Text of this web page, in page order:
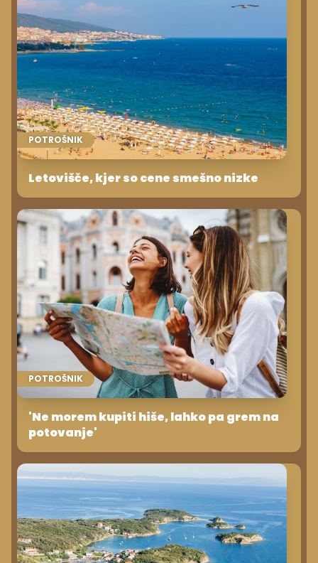
POTROŠNIK
Letovišče, kjer so cene smešno nizke
POTROŠNIK
'Ne morem kupiti hiše, lahko pa grem na
potovanje'